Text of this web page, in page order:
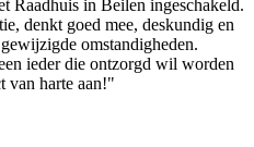
Raadhuis in Beilen ingeschakeld.
denkt goed mee, deskundig en
omstandigheden.
ieder die ontzorgd wil worden
van harte aan!"